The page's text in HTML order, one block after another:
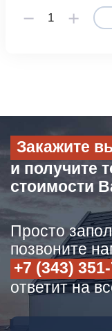
Закажите
и получите
стоимости
Просто
позвоните
+7 (343)
ответит на